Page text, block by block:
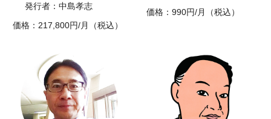
発行者：中島孝志
価格：217,800円/月（税込）
価格：990円/月（税込）